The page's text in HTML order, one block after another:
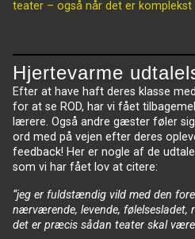
teater – også når det er komplekst
Hjertevarme
Efter at have haft deres klasse
for at se ROD, har vi fået
lærere. Også andre gæster føler
ord med på vejen efter deres
feedback! Her er nogle af de
som vi har fået lov at citere:
“jeg er fuldstændig vild med den
nærværende, levende, følelsesladet,
det er præcis sådan teater skal